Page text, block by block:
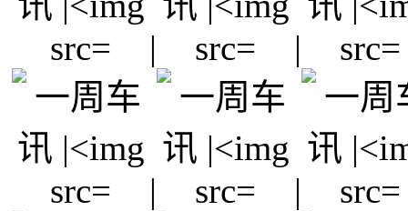
| |
| |